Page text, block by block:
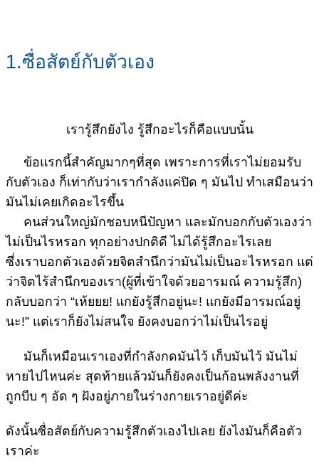
1.ซื่อสัตย์กับตัวเอง
เรารู้สึกยังไง รู้สึกอะไรก็คือแบบนั้น
ข้อแรกนี้สำคัญมากๆที่สุด เพราะการที่เราไม่ยอมรับ
กับตัวเอง ก็เท่ากับว่าเรากำลังแค่ปิด ๆ มันไป ทำเสมือนว่า
มันไม่เคยเกิดอะไรขึ้น
คนส่วนใหญ่มักชอบหนีปัญหา และมักบอกกับตัวเองว่า
ไม่เป็นไรหรอก ทุกอย่างปกติดี ไม่ได้รู้สึกอะไรเลย
ซึ่งเราบอกตัวเองด้วยจิตสำนึกว่ามันไม่เป็นอะไรหรอก แต่
ว่าจิตไร้สำนึกของเรา(ผู้ที่เข้าใจด้วยอารมณ์ ความรู้สึก)
กลับบอกว่า “เห้ยยย! แกยังรู้สึกอยู่นะ! แกยังมีอารมณ์อยู่
นะ!” แต่เราก็ยังไม่สนใจ ยังคงบอกว่าไม่เป็นไรอยู่
มันก็เหมือนเราเองที่กำลังกดมันไว้ เก็บมันไว้ มันไม่
หายไปไหนค่ะ สุดท้ายแล้วมันก็ยังคงเป็นก้อนพลังงานที่
ถูกบีบ ๆ อัด ๆ ฝังอยู่ภายในร่างกายเราอยู่ดีค่ะ
ดังนั้นซื่อสัตย์กับความรู้สึกตัวเองไปเลย ยังไงมันก็คือตัว
เราค่ะ